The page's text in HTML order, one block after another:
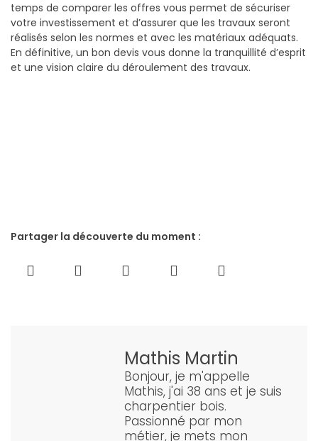
temps de comparer les offres vous permet de sécuriser
votre investissement et d’assurer que les travaux seront
réalisés selon les normes et avec les matériaux adéquats.
En définitive, un bon devis vous donne la tranquillité d’esprit
et une vision claire du déroulement des travaux.
Partager la découverte du moment :
Mathis Martin
Bonjour, je m'appelle
Mathis, j'ai 38 ans et je suis
charpentier bois.
Passionné par mon
métier, je mets mon